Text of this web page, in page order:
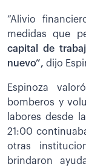
”Alivio
medidas que
capital de
nuevo”, dijo
Espinoza
bomberos y
labores desde
21:00
otras
brindaron